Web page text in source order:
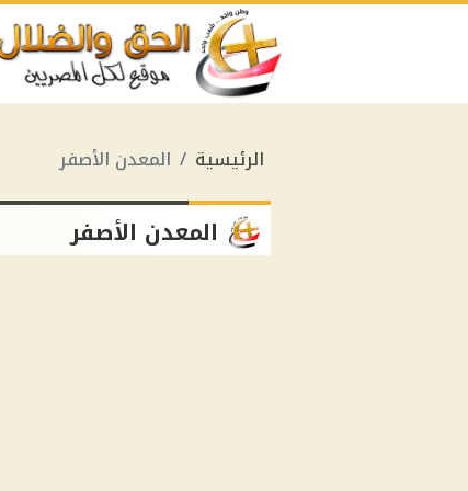
الرئيسية المعدن الأصفر
المعدن الأصفر